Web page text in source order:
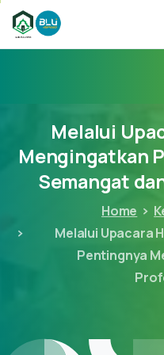
Melalui
Mengingatkan
Semangat
Home
Melalui Upacara
Pentingnya